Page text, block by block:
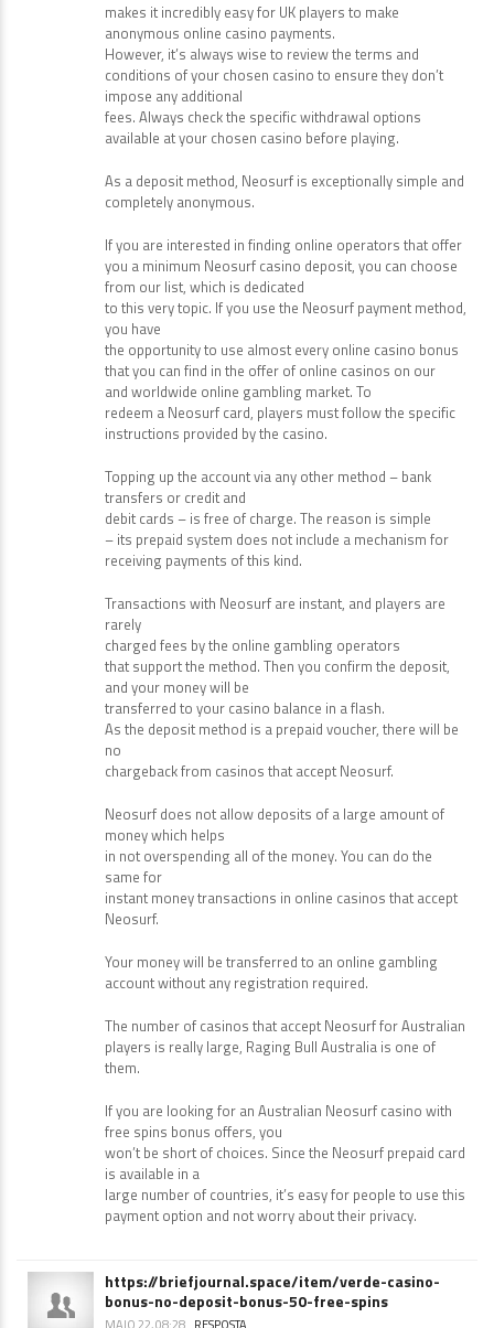
makes it incredibly easy for UK players to make
anonymous online casino payments.
However, it’s always wise to review the terms and
conditions of your chosen casino to ensure they don’t
impose any additional
fees. Always check the specific withdrawal options
available at your chosen casino before playing.
As a deposit method, Neosurf is exceptionally simple and
completely anonymous.
If you are interested in finding online operators that offer
you a minimum Neosurf casino deposit, you can choose
from our list, which is dedicated
to this very topic. If you use the Neosurf payment method,
you have
the opportunity to use almost every online casino bonus
that you can find in the offer of online casinos on our
and worldwide online gambling market. To
redeem a Neosurf card, players must follow the specific
instructions provided by the casino.
Topping up the account via any other method – bank
transfers or credit and
debit cards – is free of charge. The reason is simple
– its prepaid system does not include a mechanism for
receiving payments of this kind.
Transactions with Neosurf are instant, and players are
rarely
charged fees by the online gambling operators
that support the method. Then you confirm the deposit,
and your money will be
transferred to your casino balance in a flash.
As the deposit method is a prepaid voucher, there will be
no
chargeback from casinos that accept Neosurf.
Neosurf does not allow deposits of a large amount of
money which helps
in not overspending all of the money. You can do the
same for
instant money transactions in online casinos that accept
Neosurf.
Your money will be transferred to an online gambling
account without any registration required.
The number of casinos that accept Neosurf for Australian
players is really large, Raging Bull Australia is one of
them.
If you are looking for an Australian Neosurf casino with
free spins bonus offers, you
won’t be short of choices. Since the Neosurf prepaid card
is available in a
large number of countries, it’s easy for people to use this
payment option and not worry about their privacy.
https://briefjournal.space/item/verde-casino-
bonus-no-deposit-bonus-50-free-spins